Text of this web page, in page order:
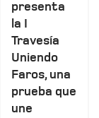
presenta
la I
Travesía
Uniendo
Faros, una
prueba que
une